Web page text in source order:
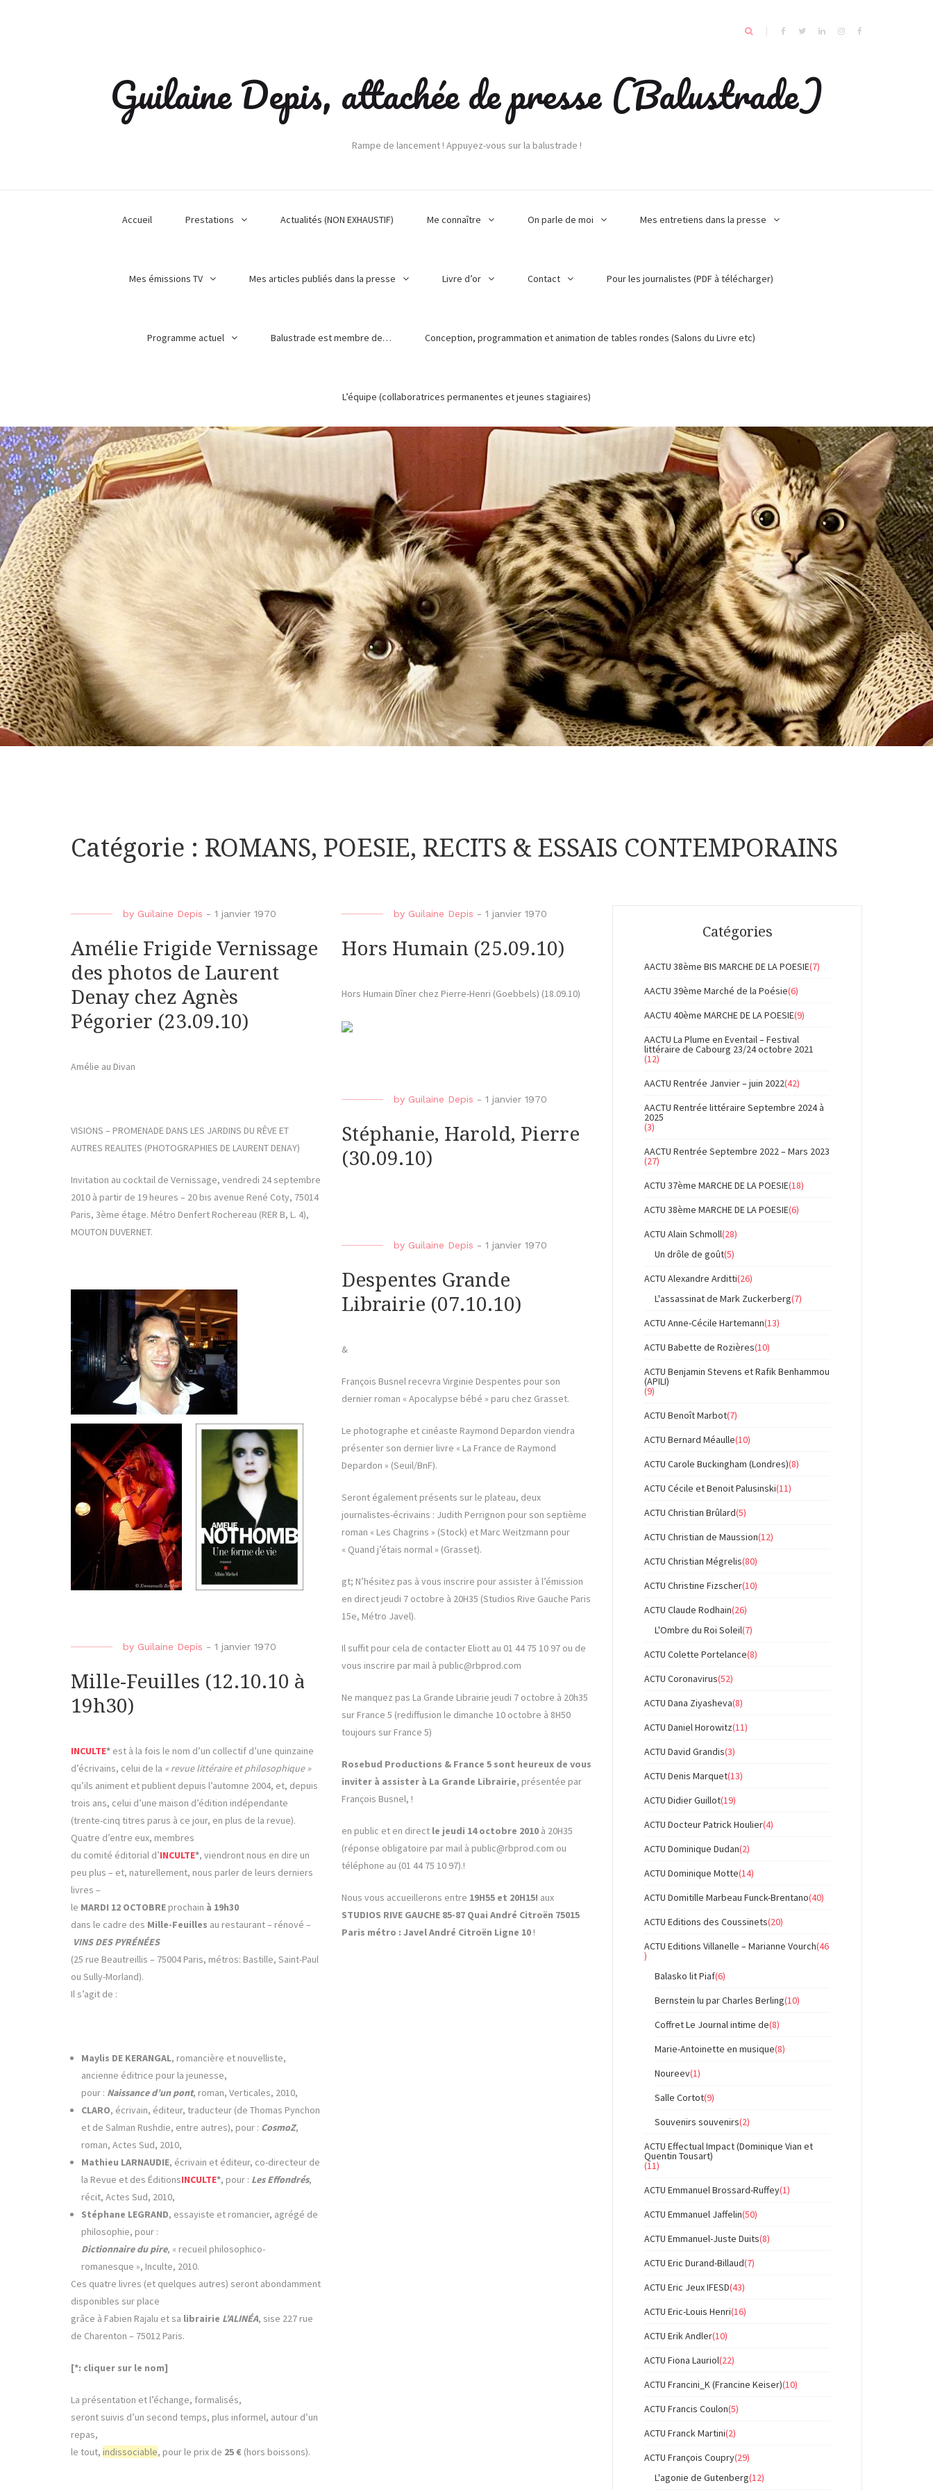
Guilaine Depis, attachée de presse (Balustrade)
Rampe de lancement ! Appuyez-vous sur la balustrade !
Accueil Prestations Actualités (NON EXHAUSTIF) Me connaître On parle de moi Mes entretiens dans la presse
Mes émissions TV Mes articles publiés dans la presse Livre d’or Contact Pour les journalistes (PDF à télécharger)
Programme actuel Balustrade est membre de… Conception, programmation et animation de tables rondes (Salons du Livre etc)
L’équipe (collaboratrices permanentes et jeunes stagiaires)
Catégorie : ROMANS, POESIE, RECITS & ESSAIS CONTEMPORAINS
by Guilaine Depis - 1 janvier 1970
Amélie Frigide Vernissage
des photos de Laurent
Denay chez Agnès
Pégorier (23.09.10)
Amélie au Divan
VISIONS – PROMENADE DANS LES JARDINS DU RÊVE ET
AUTRES REALITES (PHOTOGRAPHIES DE LAURENT DENAY)
Invitation au cocktail de Vernissage, vendredi 24 septembre
2010 à partir de 19 heures – 20 bis avenue René Coty, 75014
Paris, 3ème étage. Métro Denfert Rochereau (RER B, L. 4),
MOUTON DUVERNET.
by Guilaine Depis - 1 janvier 1970
Hors Humain (25.09.10)
Hors Humain Dîner chez Pierre-Henri (Goebbels) (18.09.10)
by Guilaine Depis - 1 janvier 1970
Stéphanie, Harold, Pierre
(30.09.10)
by Guilaine Depis - 1 janvier 1970
Despentes Grande
Librairie (07.10.10)
&
François Busnel recevra Virginie Despentes pour son
dernier roman « Apocalypse bébé » paru chez Grasset.
Le photographe et cinéaste Raymond Depardon viendra
présenter son dernier livre « La France de Raymond
Depardon » (Seuil/BnF).
Seront également présents sur le plateau, deux
journalistes-écrivains : Judith Perrignon pour son septième
roman « Les Chagrins » (Stock) et Marc Weitzmann pour
« Quand j’étais normal » (Grasset).
gt; N’hésitez pas à vous inscrire pour assister à l’émission
en direct jeudi 7 octobre à 20H35 (Studios Rive Gauche Paris
15e, Métro Javel).
Il suffit pour cela de contacter Eliott au 01 44 75 10 97 ou de
vous inscrire par mail à public@rbprod.com
Ne manquez pas La Grande Librairie jeudi 7 octobre à 20h35
sur France 5 (rediffusion le dimanche 10 octobre à 8H50
toujours sur France 5)
Rosebud Productions & France 5 sont heureux de vous
inviter à assister à La Grande Librairie, présentée par
François Busnel, !
en public et en direct le jeudi 14 octobre 2010 à 20H35
(réponse obligatoire par mail à public@rbprod.com ou
téléphone au (01 44 75 10 97).!
Nous vous accueillerons entre 19H55 et 20H15! aux
STUDIOS RIVE GAUCHE 85-87 Quai André Citroën 75015
Paris métro : Javel André Citroën Ligne 10 !
by Guilaine Depis - 1 janvier 1970
Mille-Feuilles (12.10.10 à
19h30)
INCULTE* est à la fois le nom d’un collectif d’une quinzaine
d’écrivains, celui de la « revue littéraire et philosophique »
qu’ils animent et publient depuis l’automne 2004, et, depuis
trois ans, celui d’une maison d’édition indépendante
(trente-cinq titres parus à ce jour, en plus de la revue).
Quatre d’entre eux, membres
du comité éditorial d’INCULTE*, viendront nous en dire un
peu plus – et, naturellement, nous parler de leurs derniers
livres –
le MARDI 12 OCTOBRE prochain à 19h30
dans le cadre des Mille-Feuilles au restaurant – rénové –
VINS DES PYRÉNÉES
(25 rue Beautreillis – 75004 Paris, métros: Bastille, Saint-Paul
ou Sully-Morland).
Il s’agit de :
Maylis DE KERANGAL, romancière et nouvelliste,
ancienne éditrice pour la jeunesse,
pour : Naissance d’un pont, roman, Verticales, 2010,
CLARO, écrivain, éditeur, traducteur (de Thomas Pynchon
et de Salman Rushdie, entre autres), pour : CosmoZ,
roman, Actes Sud, 2010,
Mathieu LARNAUDIE, écrivain et éditeur, co-directeur de
la Revue et des ÉditionsINCULTE*, pour : Les Effondrés,
récit, Actes Sud, 2010,
Stéphane LEGRAND, essayiste et romancier, agrégé de
philosophie, pour :
Dictionnaire du pire, « recueil philosophico-
romanesque », Inculte, 2010.
Ces quatre livres (et quelques autres) seront abondamment
disponibles sur place
grâce à Fabien Rajalu et sa librairie L’ALINÉA, sise 227 rue
de Charenton – 75012 Paris.
[*: cliquer sur le nom]
La présentation et l’échange, formalisés,
seront suivis d’un second temps, plus informel, autour d’un
repas,
le tout, indissociable, pour le prix de 25 € (hors boissons).
Catégories
AACTU 38ème BIS MARCHE DE LA POESIE(7)
AACTU 39ème Marché de la Poésie(6)
AACTU 40ème MARCHE DE LA POESIE(9)
AACTU La Plume en Eventail – Festival
littéraire de Cabourg 23/24 octobre 2021
(12)
AACTU Rentrée Janvier – juin 2022(42)
AACTU Rentrée littéraire Septembre 2024 à
2025
(3)
AACTU Rentrée Septembre 2022 – Mars 2023
(27)
ACTU 37ème MARCHE DE LA POESIE(18)
ACTU 38ème MARCHE DE LA POESIE(6)
ACTU Alain Schmoll(28)
Un drôle de goût(5)
ACTU Alexandre Arditti(26)
L'assassinat de Mark Zuckerberg(7)
ACTU Anne-Cécile Hartemann(13)
ACTU Babette de Rozières(10)
ACTU Benjamin Stevens et Rafik Benhammou
(APILI)
(9)
ACTU Benoît Marbot(7)
ACTU Bernard Méaulle(10)
ACTU Carole Buckingham (Londres)(8)
ACTU Cécile et Benoit Palusinski(11)
ACTU Christian Brûlard(5)
ACTU Christian de Maussion(12)
ACTU Christian Mégrelis(80)
ACTU Christine Fizscher(10)
ACTU Claude Rodhain(26)
L'Ombre du Roi Soleil(7)
ACTU Colette Portelance(8)
ACTU Coronavirus(52)
ACTU Dana Ziyasheva(8)
ACTU Daniel Horowitz(11)
ACTU David Grandis(3)
ACTU Denis Marquet(13)
ACTU Didier Guillot(19)
ACTU Docteur Patrick Houlier(4)
ACTU Dominique Dudan(2)
ACTU Dominique Motte(14)
ACTU Domitille Marbeau Funck-Brentano(40)
ACTU Editions des Coussinets(20)
ACTU Editions Villanelle – Marianne Vourch(46
)
Balasko lit Piaf(6)
Bernstein lu par Charles Berling(10)
Coffret Le Journal intime de(8)
Marie-Antoinette en musique(8)
Noureev(1)
Salle Cortot(9)
Souvenirs souvenirs(2)
ACTU Effectual Impact (Dominique Vian et
Quentin Tousart)
(11)
ACTU Emmanuel Brossard-Ruffey(1)
ACTU Emmanuel Jaffelin(50)
ACTU Emmanuel-Juste Duits(8)
ACTU Eric Durand-Billaud(7)
ACTU Eric Jeux IFESD(43)
ACTU Eric-Louis Henri(16)
ACTU Erik Andler(10)
ACTU Fiona Lauriol(22)
ACTU Francini_K (Francine Keiser)(10)
ACTU Francis Coulon(5)
ACTU Franck Martini(2)
ACTU François Coupry(29)
L'agonie de Gutenberg(12)